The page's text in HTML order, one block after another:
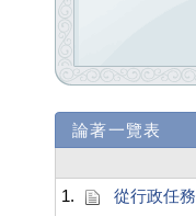
論著一覽表
1.
從行政任